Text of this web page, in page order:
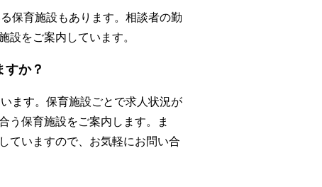
保育施設もあります。相談者の勤
設をご案内しています。
すか？
ます。保育施設ごとで求人状況が
う保育施設をご案内します。ま
ていますので、お気軽にお問い合